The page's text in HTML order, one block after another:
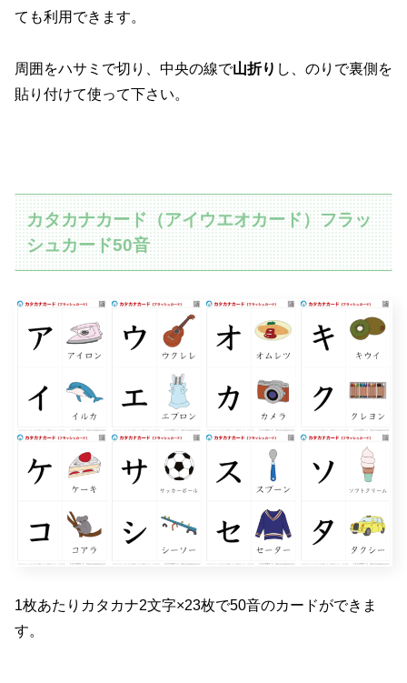
ても利用できます。
周囲をハサミで切り、中央の線で山折り し、のりで裏側を
貼り付けて使って下さい。
カタカナカード（アイウエオカード）フラッ
シュカード50音
1枚あたりカタカナ2文字×23枚で50音のカードができま
す。